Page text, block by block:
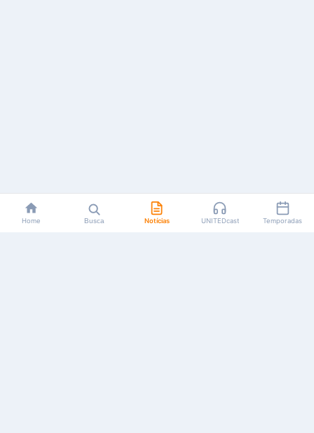
Home Busca Notícias UNITEDcast Temporadas